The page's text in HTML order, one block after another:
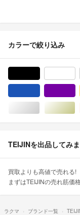
カラーで絞り込み
シルバー/銀
TEIJINを出品してみ
買取よりも高値で売れる!
まずはTEIJINの売れ筋価
ラクマ ブランド一覧